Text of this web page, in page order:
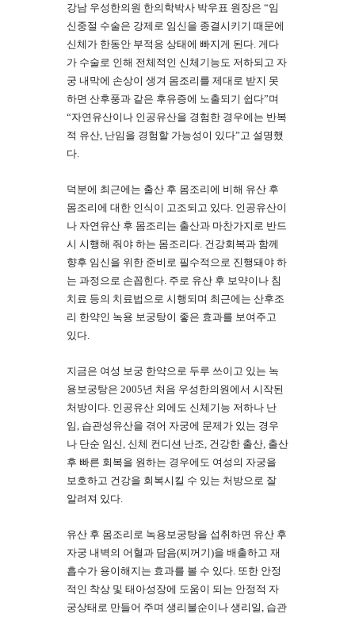
강남 우성한의원 한의학박사 박우표 원장은 “임
신중절 수술은 강제로 임신을 종결시키기 때문에
신체가 한동안 부적응 상태에 빠지게 된다. 게다
가 수술로 인해 전체적인 신체기능도 저하되고 자
궁 내막에 손상이 생겨 몸조리를 제대로 받지 못
하면 산후풍과 같은 후유증에 노출되기 쉽다”며
“자연유산이나 인공유산을 경험한 경우에는 반복
적 유산, 난임을 경험할 가능성이 있다”고 설명했
다.
덕분에 최근에는 출산 후 몸조리에 비해 유산 후
몸조리에 대한 인식이 고조되고 있다. 인공유산이
나 자연유산 후 몸조리는 출산과 마찬가지로 반드
시 시행해 줘야 하는 몸조리다. 건강회복과 함께
향후 임신을 위한 준비로 필수적으로 진행돼야 하
는 과정으로 손꼽힌다. 주로 유산 후 보약이나 침
치료 등의 치료법으로 시행되며 최근에는 산후조
리 한약인 녹용 보궁탕이 좋은 효과를 보여주고
있다.
지금은 여성 보궁 한약으로 두루 쓰이고 있는 녹
용보궁탕은 2005년 처음 우성한의원에서 시작된
처방이다. 인공유산 외에도 신체기능 저하나 난
임, 습관성유산을 겪어 자궁에 문제가 있는 경우
나 단순 임신, 신체 컨디션 난조, 건강한 출산, 출산
후 빠른 회복을 원하는 경우에도 여성의 자궁을
보호하고 건강을 회복시킬 수 있는 처방으로 잘
알려져 있다.
유산 후 몸조리로 녹용보궁탕을 섭취하면 유산 후
자궁 내벽의 어혈과 담음(찌꺼기)을 배출하고 재
흡수가 용이해지는 효과를 볼 수 있다. 또한 안정
적인 착상 및 태아성장에 도움이 되는 안정적 자
궁상태로 만들어 주며 생리불순이나 생리일, 습관